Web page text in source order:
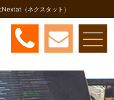
（ネクスタット）